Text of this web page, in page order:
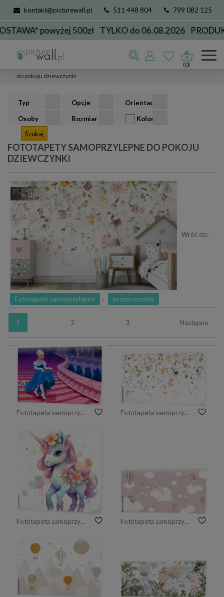
kontakt@picturewall.pl 511 448 804 799 082 125
powyżej 500zł TYLKO do 06.08.2026 PRODUKCJA
(0)
Fototapety samoprzylepne przeznaczenie
do pokoju dziewczynki
Typ Opcje
Orientacja
Osoby
Rozmiar Kolor
FOTOTAPETY SAMOPRZYLEPNE DO POKOJU
DZIEWCZYNKI
Wróć do:
Fototapety samoprzylepne , przeznaczenie
1 2 3 Następna
Fototapeta samoprzylepna Kopciuszek o północy Fototapeta samoprzylepna Akwarelowa kompozycja z kwiatami ogrodowymi
Fototapeta samoprzylepna Słodki jednorożec z kwiatami; wygenerowane przez sztuczną inteligencję Fototapeta samoprzylepna Postacie z kreskówek na chmurach